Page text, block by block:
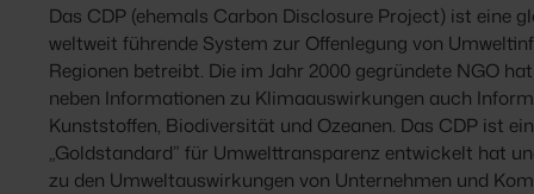
Das CDP (ehemals Carbon Disclosure Project) ist eine
weltweit führende System zur Offenlegung von
Regionen betreibt. Die im Jahr 2000 gegründete NGO
neben Informationen zu Klimaauswirkungen auch
Kunststoffen, Biodiversität und Ozeanen. Das CDP ist
„Goldstandard” für Umwelttransparenz entwickelt hat
zu den Umweltauswirkungen von Unternehmen und